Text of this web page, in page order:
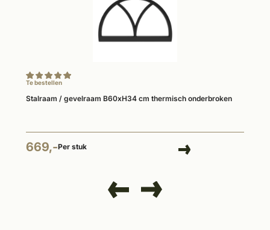
Te bestellen
Stalraam / gevelraam B60xH34 cm thermisch onderbroken
669,-Per stuk